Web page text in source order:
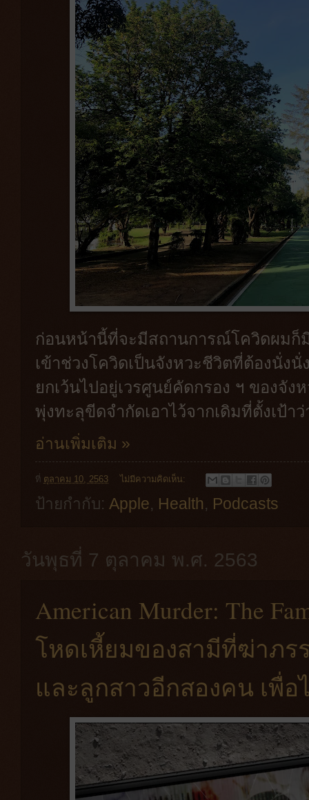
ก่อนหน้านี้ที่จะมีสถานการณ์โควิดผมก็
เข้าช่วงโควิดเป็นจังหวะชีวิตที่ต้องนั่ง
ยกเว้นไปอยู่เวรศูนย์คัดกรอง ฯ ของจั
พุ่งทะลุขีดจำกัดเอาไว้จากเดิมที่ตั้งเป้า
อ่านเพิ่มเติม »
ที่ ตุลาคม 10, 2563 ไม่มีความคิดเห็น:
ป้ายกำกับ: Apple, Health, Podcasts
วันพุธที่ 7 ตุลาคม พ.ศ. 2563
American Murder: The
โหดเหี้ยมของสามีที่ฆ่าภร
และลูกสาวอีกสองคน เพื่